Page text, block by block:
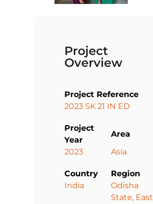
Project
Overview
Project Reference
2023 SK 21 IN ED
Project
Year
Area
2023
Asia
Country
Region
India
Odisha
State, East